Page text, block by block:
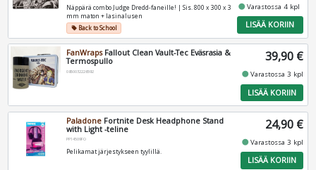
Näppärä combo Judge Dredd-faneille! | Sis. 800 x 300 x 3
mm maton + lasinalusen
local_offerBack to School
fiber_manual_recordVarastossa 4 kpl
LISÄÄ KORIIN
FanWrapsFallout Clean Vault-Tec Eväsrasia &
Termospullo
0850032226592
39,90 €
fiber_manual_recordVarastossa 3 kpl
LISÄÄ KORIIN
Paladone Fortnite Desk Headphone Stand
with Light -teline
PP14509FO
Pelikamat järjestykseen tyylillä.
24,90 €
fiber_manual_recordVarastossa 3 kpl
LISÄÄ KORIIN